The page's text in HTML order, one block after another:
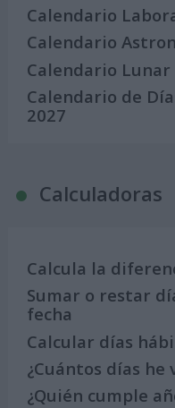
Calendario
Calendario
Calendario Lunar
Calendario de
2027
Calculadoras
Calcula la
Sumar o restar
fecha
Calcular días
¿Cuántos días he
¿Quién cumple